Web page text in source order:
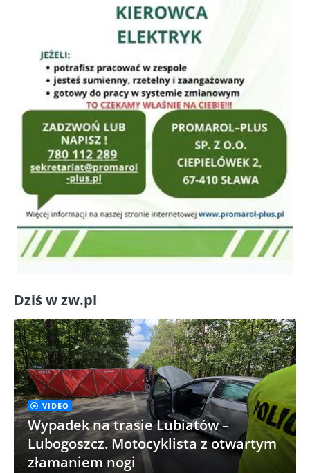
Dziś w zw.pl
VIDEO
Wypadek na trasie Lubiatów –
Lubogoszcz. Motocyklista z otwartym
złamaniem nogi